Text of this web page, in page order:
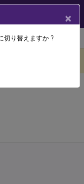
ション認証サービス 1912
ーク構成
×
切り替えますか ?